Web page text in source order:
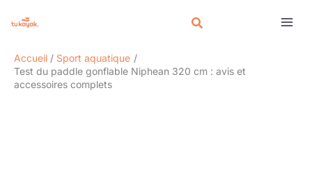
Accueil
Sport aquatique
Test du paddle gonflable Niphean 320 cm : avis et
accessoires complets